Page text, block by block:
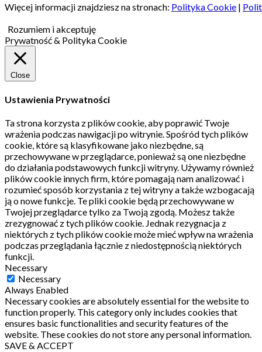
Więcej informacji znajdziesz na stronach: Polityka Cookie |
Rozumiem i akceptuję
Prywatność & Polityka Cookie
Close
Ustawienia Prywatności
Ta strona korzysta z plików cookie, aby poprawić Twoje
wrażenia podczas nawigacji po witrynie.Spośród tych plików
cookie, które są klasyfikowane jako niezbędne, są
przechowywane w przeglądarce, ponieważ są one niezbędne
do działania podstawowych funkcji witryny. Używamy również
plików cookie innych firm, które pomagają nam analizować i
rozumieć sposób korzystania z tej witryny a także wzbogacają
ją o nowe funkcje. Te pliki cookie będą przechowywane w
Twojej przeglądarce tylko za Twoją zgodą. Możesz także
zrezygnować z tych plików cookie. Jednak rezygnacja z
niektórych z tych plików cookie może mieć wpływ na wrażenia
podczas przeglądania łącznie z niedostępnością niektórych
funkcji.
Necessary
Necessary
Always Enabled
Necessary cookies are absolutely essential for the website to
function properly. This category only includes cookies that
ensures basic functionalities and security features of the
website. These cookies do not store any personal information.
SAVE & ACCEPT